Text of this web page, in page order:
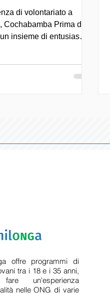
offre programmi di
tra i 18 e i 35 anni,
un'esperienza
nelle ONG di varie
di volontariato a
Cochabamba Prima di
insieme di entusiasmo,
di
“aiutare”, ma